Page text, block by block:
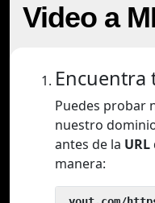
Video a
Encuentra
Puedes probar
nuestro
antes de la URL
manera: